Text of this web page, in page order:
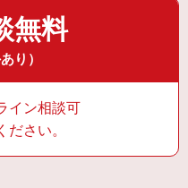
無料
り）
イン相談可
ださい。